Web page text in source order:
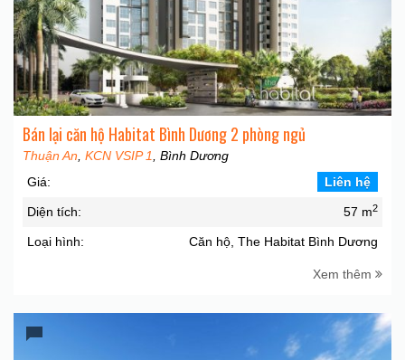
Bán lại căn hộ Habitat Bình Dương 2 phòng ngủ
Thuận An KCN VSIP 1
, Bình Dương
Giá:
Liên hệ
Diện tích: 57 m2
Loại hình: Căn hộ, The Habitat Bình Dương
Xem thêm